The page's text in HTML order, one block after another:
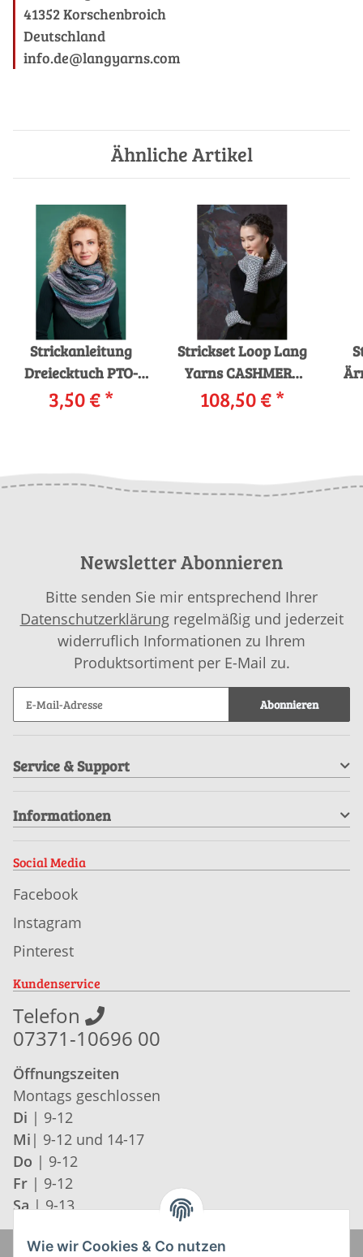
41352 Korschenbroich
Deutschland
info.de@langyarns.com
Ähnliche Artikel
Strickanleitung
Dreiecktuch PTO-
093-002
LANGYARNS Cloud,
3,50 €*
Strickset Loop Lang
Yarns CASHMERE
PREMIUM mit
Anleitung in
108,50 €*
Newsletter Abonnieren
Bitte senden Sie mir entsprechend Ihrer
Datenschutzerklärungregelmäßig und jederzeit
widerruflich Informationen zu Ihrem
Produktsortiment per E-Mail zu.
Abonnieren
Service & Support
Informationen
Social Media
Facebook
Instagram
Pinterest
Kundenservice
Telefon
07371-10696 00
Öffnungszeiten
Montags geschlossen
Di | 9-12
Mi | 9-12 und 14-17
Do | 9-12
Fr | 9-12
Sa | 9-13
Wie wir Cookies & Co nutzen